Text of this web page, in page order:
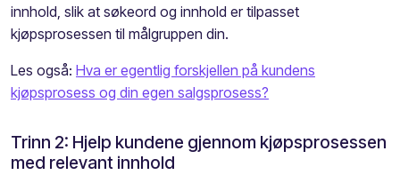
innhold, slik at søkeord og innhold er tilpasset
kjøpsprosessen til målgruppen din.
Les også: Hva er egentlig forskjellen på kundens
kjøpsprosess og din egen salgsprosess?
Trinn 2: Hjelp kundene gjennom kjøpsprosessen
med relevant innhold